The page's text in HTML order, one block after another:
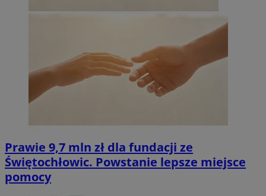
Prawie 9,7 mln zł dla fundacji ze
Świętochłowic. Powstanie lepsze miejsce
pomocy